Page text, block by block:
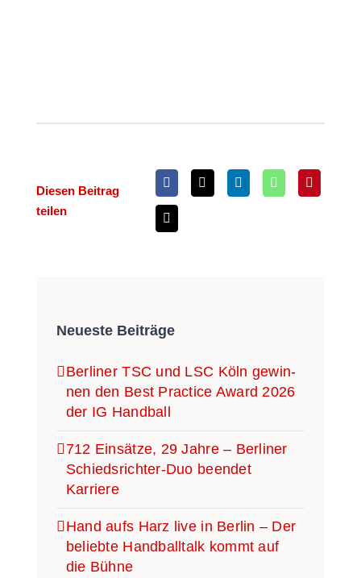
Die­sen Bei­trag
teilen
Neu­es­te Beiträge
Ber­li­ner TSC und LSC Köln gewin­
nen den Best Prac­ti­ce Award 2026
der IG Handball
712 Ein­sät­ze, 29 Jah­re – Ber­li­ner
Schieds­­­rich­­­ter-Duo been­det
Karriere
Hand aufs Harz live in Ber­lin – Der
belieb­te Hand­ball­talk kommt auf
die Bühne